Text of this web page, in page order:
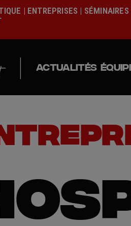
| ENTREPRISES |
| ACTUALITÉS